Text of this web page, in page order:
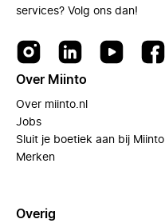
services? Volg ons dan!
Over Miinto
Over miinto.nl
Jobs
Sluit je boetiek aan bij Miinto
Merken
Overig